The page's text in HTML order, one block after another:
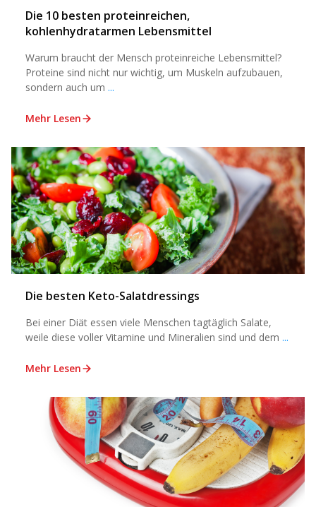
Die 10 besten proteinreichen,
kohlenhydratarmen Lebensmittel
Warum braucht der Mensch proteinreiche Lebensmittel?
Proteine sind nicht nur wichtig, um Muskeln aufzubauen,
sondern auch um ...
Mehr Lesen
Die besten Keto-Salatdressings
Bei einer Diät essen viele Menschen tagtäglich Salate,
weile diese voller Vitamine und Mineralien sind und dem ...
Mehr Lesen